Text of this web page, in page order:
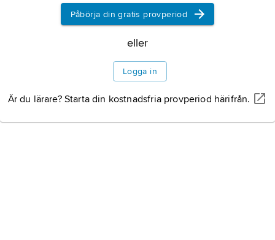
Information om artikeln
Påbörja din gratis provperiod
eller
Logga in
Är du lärare? Starta din kostnadsfria provperiod härifrån.